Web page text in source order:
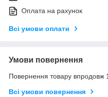
Оплата на рахунок
Всі умови оплати
Умови повернення
Повернення товару впродовж
Всі умови повернення